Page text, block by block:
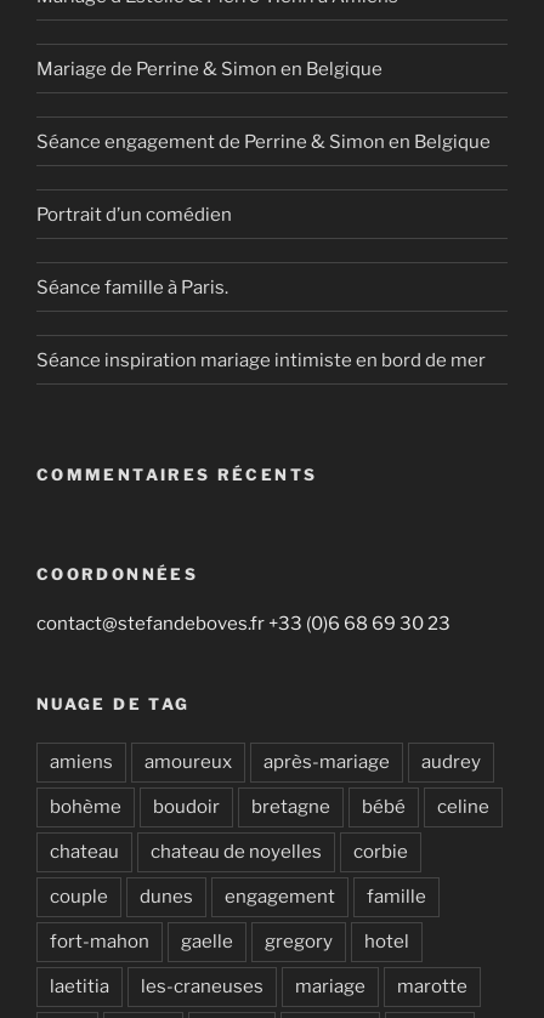
Mariage de Perrine & Simon en Belgique
Séance engagement de Perrine & Simon en Belgique
Portrait d’un comédien
Séance famille à Paris.
Séance inspiration mariage intimiste en bord de mer
COMMENTAIRES RÉCENTS
COORDONNÉES
contact@stefandeboves.fr +33 (0)6 68 69 30 23
NUAGE DE TAG
amiens amoureux après-mariage audrey
bohème boudoir bretagne bébé celine
chateau chateau de noyelles corbie
couple dunes engagement famille
fort-mahon gaelle gregory hotel
laetitia les-craneuses mariage marotte